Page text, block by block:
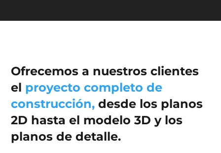
Ofrecemos a nuestros clientes
el proyecto completo de
construcción, desde los planos
2D hasta el modelo 3D y los
planos de detalle.